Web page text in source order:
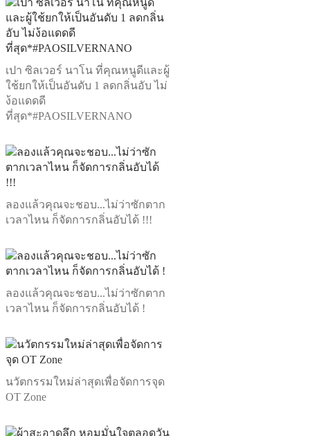
เปา ซิลเวอร์ นาโน ที่คุณหนูดีและผู้
ใช้ยกให้เป็นอันดับ 1 ลดกลิ่นอับ ไม่
ง้อแดดดี
ที่สุด*#PAOSILVERNANO
ลองแล้วคุณจะชอบ...ไม่ว่าซักตาก
เวลาไหน ก็จัดการกลิ่นอับได้ !!!
ลองแล้วคุณจะชอบ...ไม่ว่าซักตาก
เวลาไหน ก็จัดการกลิ่นอับได้ !
นวัตกรรมใหม่ล่าสุดเพื่อจัดการจุด
OT Zone